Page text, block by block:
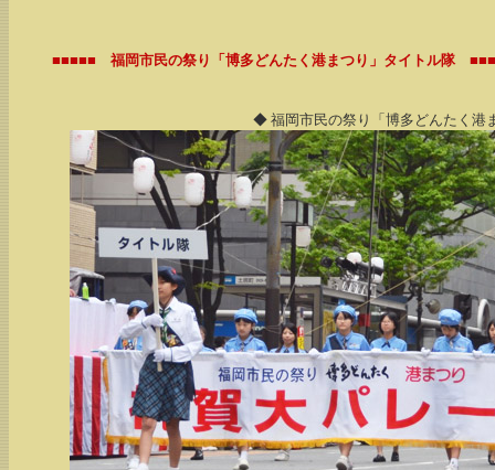
■■■■■ 福岡市民の祭り「博多どんたく港まつり」タイトル隊
◆ 福岡市民の祭り「博多どんたく港